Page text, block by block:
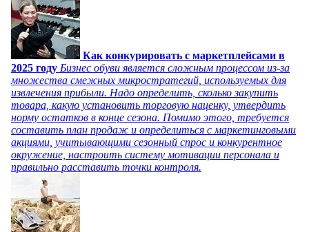
Как конкурировать с маркетплейсами в
2025 году Бизнес обуви является сложным процессом из-за
множества смежных микростратегий, используемых для
извлечения прибыли. Надо определить, сколько закупить
товара, какую установить торговую наценку, утвердить
норму остатков в конце сезона. Помимо этого, требуется
составить план продаж и определиться с маркетинговыми
акциями, учитывающими сезонный спрос и конкурентное
окружение, настроить систему мотивации персонала и
правильно расставить точки контроля.